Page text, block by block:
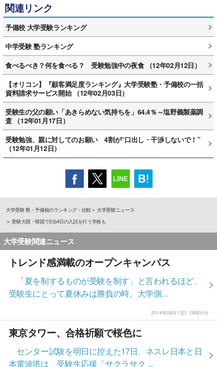
関連リンク
予備校 大学受験ランキング
中学受験 塾ランキング
食べるべき？何を食べる？ 受験勉強中の夜食 （12年02月12日）
【オリコン】『顧客満足度ランキング』大学受験塾・予備校の一括
資料請求サービス開始 （12年02月03日）
受験生の父の願い「あきらめない気持ちを」64.4％～塩野義製薬調
査 （12年01月17日）
受験勉強、親に対してのお願い 4割が“口出し・干渉しないで！”
（12年01月12日）
大学受験 塾・予備校のランキング・比較
大学受験ニュース
受験大国・韓国で3泊4日の入試を行う学校も
大学受験関連ニュース
トレンド感満載のオープンキャンパス
「夏を制するものが受験を制す」と言われるほど、
受験生にとって夏休みは勝負の時。大学側...
2014年08月13日 13時00分
東京タワー、合格祈願で桜色に
センター試験を明日に控えた17日、ネスレ日本と日
本電波塔は、受験生応援「サクラサク ...